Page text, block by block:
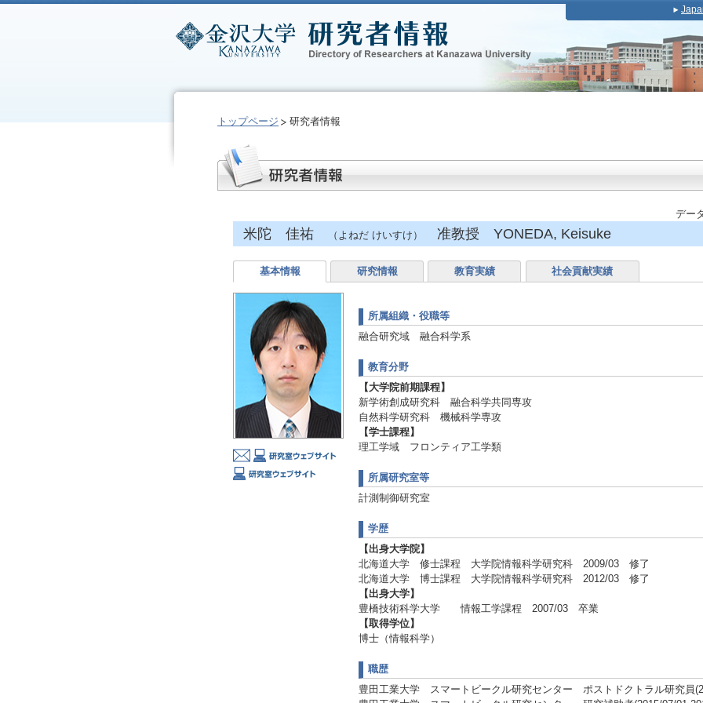
トップページ 研究者情報
デー
米陀 佳祐 （よねだ けいすけ） 准教授 YONEDA, Keisuke
基本情報 研究情報 教育実績 社会貢献実績
所属組織・役職等
融合研究域 融合科学系
教育分野
【大学院前期課程】
新学術創成研究科 融合科学共同専攻
自然科学研究科 機械科学専攻
【学士課程】
理工学域 フロンティア工学類
所属研究室等
計測制御研究室
学歴
【出身大学院】
北海道大学 修士課程 大学院情報科学研究科 2009/03 修了
北海道大学 博士課程 大学院情報科学研究科 2012/03 修了
【出身大学】
豊橋技術科学大学 情報工学課程 2007/03 卒業
【取得学位】
博士（情報科学）
職歴
豊田工業大学 スマートビークル研究センター ポストドクトラル研究員